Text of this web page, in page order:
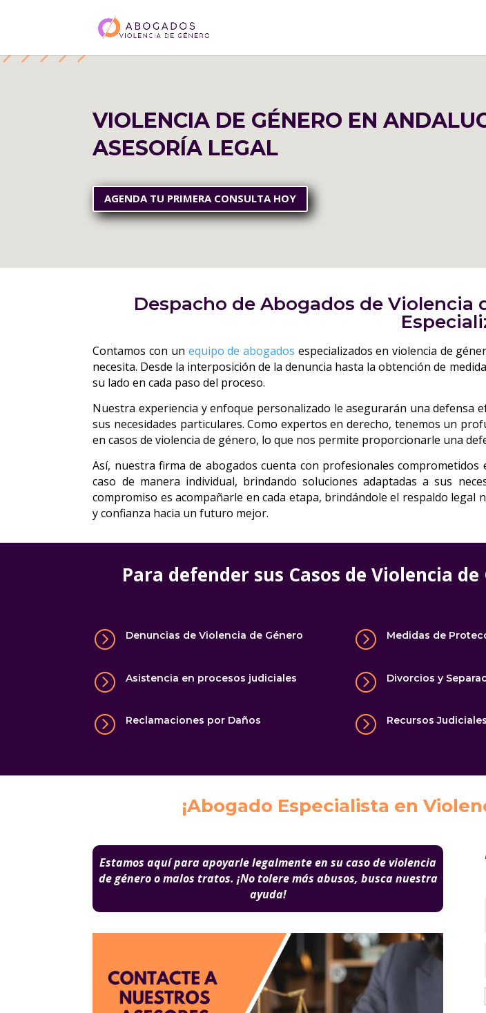
VIOLENCIA DE GÉNERO EN
ASESORÍA LEGAL
AGENDA TU PRIMERA CONSULTA HOY
Despacho de Abogados de Violencia
Contamos con un equipo de abogados especializados en violencia de
necesita. Desde la interposición de la denuncia hasta la obtención de
su lado en cada paso del proceso.
Nuestra experiencia y enfoque personalizado le asegurarán una defensa
sus necesidades particulares. Como expertos en derecho, tenemos un
en casos de violencia de género, lo que nos permite proporcionarle una
Así, nuestra firma de abogados cuenta con profesionales
caso de manera individual, brindando soluciones adaptadas a sus
compromiso es acompañarle en cada etapa, brindándole el respaldo
y confianza hacia un futuro mejor.
Para defender sus Casos de Violencia
= Denuncias de Violencia de Género
= Asistencia en procesos judiciales
= Reclamaciones por Daños
= Medidas de
= Divorcios y
= Recursos Judiciales
¡Abogado Especialista en
Estamos aquí para apoyarle legalmente en su caso de violencia
de género omalos tratos. ¡No tolere más abusos, busca nuestra
ayuda!